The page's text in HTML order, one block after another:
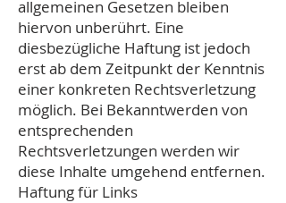
allgemeinen Gesetzen bleiben
hiervon unberührt. Eine
diesbezügliche Haftung ist jedoch
erst ab dem Zeitpunkt der Kenntnis
einer konkreten Rechtsverletzung
möglich. Bei Bekanntwerden von
entsprechenden
Rechtsverletzungen werden wir
diese Inhalte umgehend entfernen.
Haftung für Links